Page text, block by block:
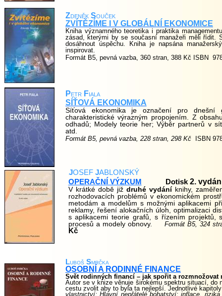
JOSEF JABLONSKÝ
OPERAČNÍ VÝZKUM
Dotisk 2.
V krátké době již druhé vydáníknihy,
rozhodovacích problémů v ekonomickém
metodám a modelům s možnými aplikacemi
reklamy, řešení alokačních úloh, optimalizaci
s aplikacemi teorie grafů, s řízením projektů,
procesů a modely obnovy.
Formát B5, 324
Kč
Luboš Smrčka
OSOBNÍ A RODINNÉ FINANCE
Svět rodinných financí – jak spořit a rozmnožovat
Autor se v knize věnuje širokému spektru situací, do
cestu zvolit aby to byla ta nejlepší. Jednotlivé
vlastnictví; Hlavní nepřátelé bohatství: inflace,
Petr Fiala
SÍŤOVÁ EKONOMIKA
Síťová ekonomika je označení pro dnešní
charakteristické výrazným propojením. Z
odhadů; Modely teorie her; Výběr partnerů v
atd.
Formát B5, pevná vazba, 228 stran, 298 Kč ISBN
Zdeněk Souček
ZVÍTĚZÍME I V GLOBÁLNÍ EKONOMICE
Kniha významného teoretika i praktika
zásad, kterými by se současní manažeři měli řídit.
dosáhnout úspěchu. Kniha je napsána
inspirovat.
Formát B5, pevná vazba, 360 stran, 388 Kč ISBN